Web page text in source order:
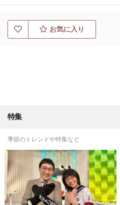
お気に入り
特集
季節のトレンドや特集など